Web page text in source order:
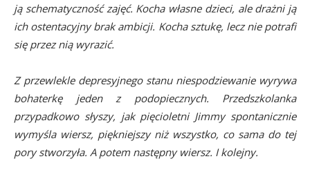
ją schematyczność zajęć. Kocha własne dzieci, ale drażni ją
ich ostentacyjny brak ambicji. Kocha sztukę, lecz nie potrafi
się przez nią wyrazić.
Z przewlekle depresyjnego stanu niespodziewanie wyrywa
bohaterkę jeden z podopiecznych. Przedszkolanka
przypadkowo słyszy, jak pięcioletni Jimmy spontanicznie
wymyśla wiersz, piękniejszy niż wszystko, co sama do tej
pory stworzyła. A potem następny wiersz. I kolejny.